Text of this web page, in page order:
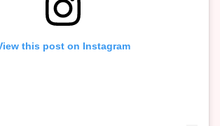
this post on Instagram